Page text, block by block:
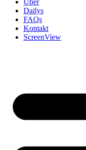
Dailys
FAQs
Kontakt
ScreenView